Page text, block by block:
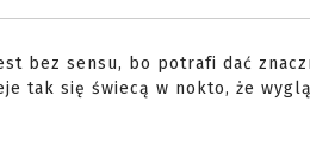
bez sensu, bo potrafi dać
tak się świecą w nokto, że